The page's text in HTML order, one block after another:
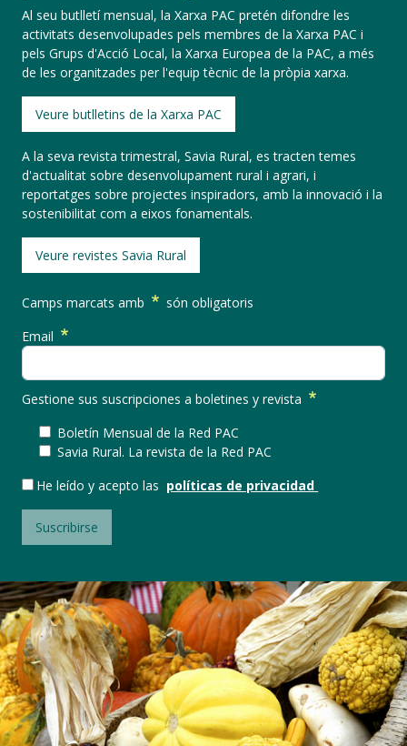
Al seu butlletí mensual, la Xarxa PAC pretén difondre les
activitats desenvolupades pels membres de la Xarxa PAC i
pels Grups d'Acció Local, la Xarxa Europea de la PAC, a més
de les organitzades per l'equip tècnic de la pròpia xarxa.
Veure butlletins de la Xarxa PAC
A la seva revista trimestral, Savia Rural, es tracten temes
d'actualitat sobre desenvolupament rural i agrari, i
reportatges sobre projectes inspiradors, amb la innovació i la
sostenibilitat com a eixos fonamentals.
Veure revistes Savia Rural
Camps marcats amb
són obligatoris
Email
Gestione sus suscripciones a boletines y revista
Boletín Mensual de la Red PAC
Savia Rural. La revista de la Red PAC
He leído y acepto las políticas de privacidad